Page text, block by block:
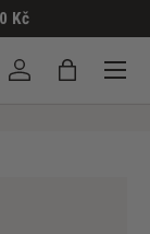
Kč
Přihlásit se
Taška
Menu